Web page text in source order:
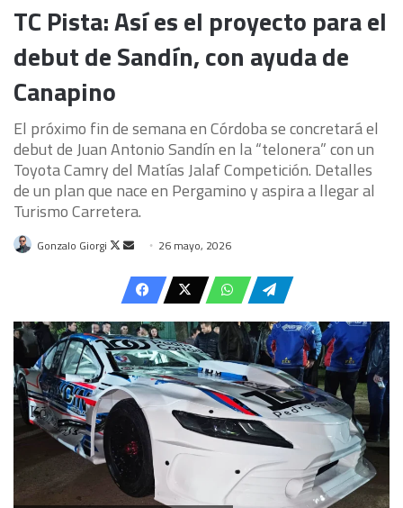
TC Pista: Así es el proyecto para el
debut de Sandín, con ayuda de
Canapino
El próximo fin de semana en Córdoba se concretará el
debut de Juan Antonio Sandín en la “telonera” con un
Toyota Camry del Matías Jalaf Competición. Detalles
de un plan que nace en Pergamino y aspira a llegar al
Turismo Carretera.
Gonzalo Giorgi
Follow
X
Send
email
26 mayo, 2026